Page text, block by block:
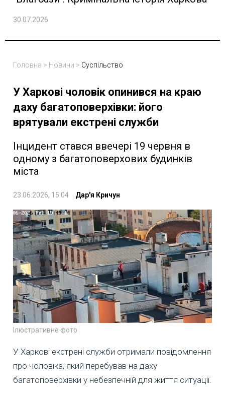
30.07.2026
Головна > Новини > Суспільство
У Харкові чоловік опинився на краю
даху багатоповерхівки: його
врятували екстрені служби
Інцидент стався ввечері 19 червня в
одному з багатоповерхових будинків
міста
23.06.2026, 15:04 Дар'я Кричун
Ілюстративне фото
У Харкові екстрені служби отримали повідомлення
про чоловіка, який перебував на даху
багатоповерхівки у небезпечній для життя ситуації.